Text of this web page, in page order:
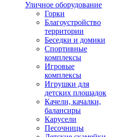
Уличное оборудование
Горки
Благоустройство
территории
Беседки и домики
Спортивные
комплексы
Игровые
комплексы
Игрушки для
детских площадок
Качели, качалки,
балансиры
Карусели
Песочницы